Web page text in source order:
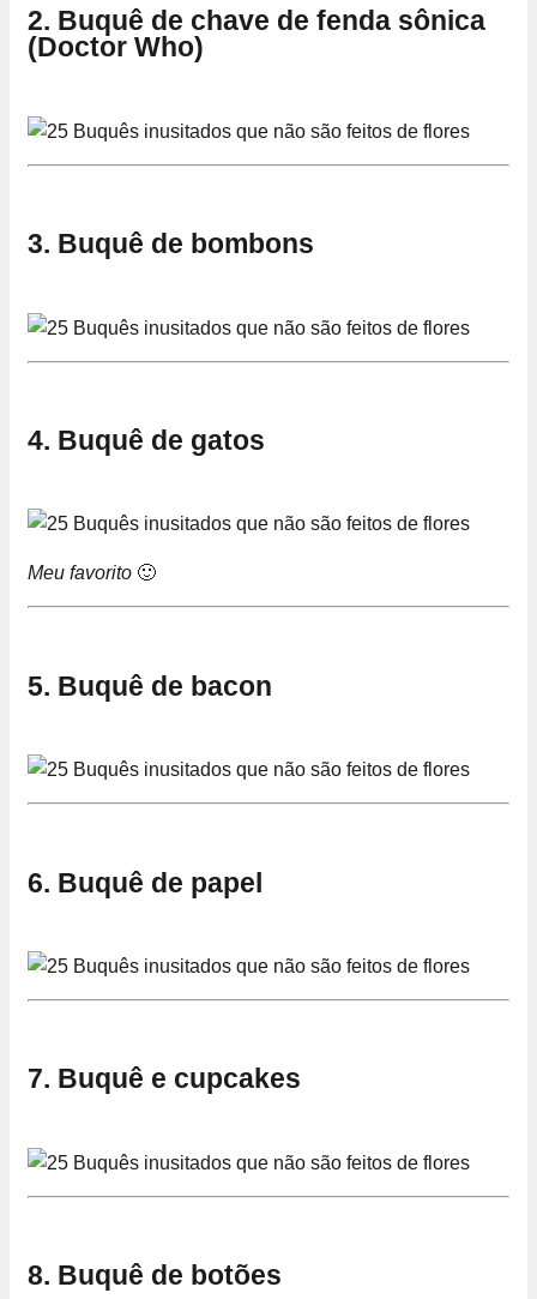
2. Buquê de chave de fenda sônica
(Doctor Who)
3. Buquê de bombons
4. Buquê de gatos
Meu favorito 🙂
5. Buquê de bacon
6. Buquê de papel
7. Buquê e cupcakes
8. Buquê de botões